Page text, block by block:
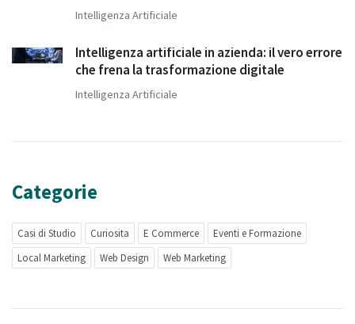
Intelligenza Artificiale
Intelligenza artificiale in azienda: il vero errore
che frena la trasformazione digitale
Intelligenza Artificiale
Categorie
Casi di Studio Curiosita E Commerce
Eventi e Formazione
Local Marketing
Web Design Web Marketing